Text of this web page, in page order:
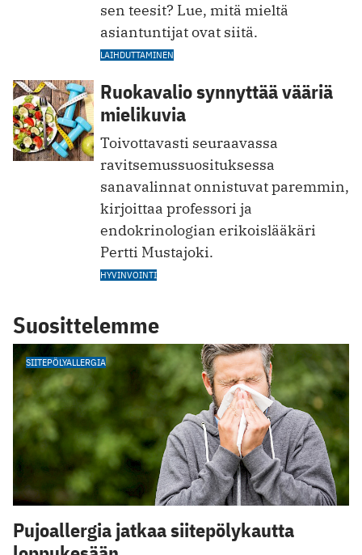
sen teesit? Lue, mitä mieltä
asiantuntijat ovat siitä.
LAIHDUTTAMINEN
Ruokavalio synnyttää vääriä
mielikuvia
Toivottavasti seuraavassa
ravitsemussuosituksessa
sanavalinnat onnistuvat paremmin,
kirjoittaa professori ja
endokrinologian erikoislääkäri
Pertti Mustajoki.
HYVINVOINTI
Suosittelemme
SIITEPÖLYALLERGIA
Pujoallergia jatkaa siitepölykautta